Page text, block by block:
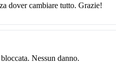
dover cambiare tutto. Grazie!
Nessun danno.